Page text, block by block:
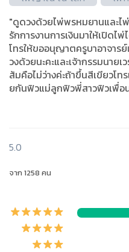
"ดูดวงด้วยไพ่พรหมยานและไ
รักการงานการเงินมาให้เปิดไ
โทรให้ขออนุญาตครูบาอาจาร
วงด้วยนะคะและเจ้ากรรมนาย
ส้มคือไม่ว่างค่ะถ้าขึ้นสีเขียวโ
ยกันฟิวแม่ลูกฟิวพี่สาวฟิวเพื่อ
5.0
จาก 1258 คน